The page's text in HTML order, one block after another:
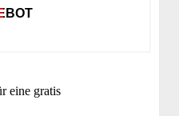
eine gratis